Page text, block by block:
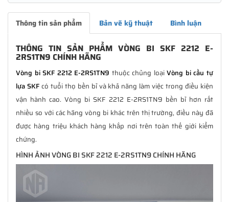
Thông tin sản phẩm Bản vẽ kỹ thuật Bình luận
THÔNG TIN SẢN PHẨM VÒNG BI SKF 2212 E-
2RS1TN9 CHÍNH HÃNG
Vòng bi SKF 2212 E-2RS1TN9 thuộc chủng loạiVòng bi cầu tự
lựa SKFcó tuổi thọ bền bỉ và khả năng làm việc trong điều kiện
vận hành cao. Vòng bi SKF 2212 E-2RS1TN9 bền bỉ hơn rất
nhiều so với các hãng vòng bi khác trên thị trường, điều này đã
được hàng triệu khách hàng khắp nơi trên toàn thế giới kiểm
chứng.
HÌNH ẢNH VÒNG BI SKF 2212 E-2RS1TN9 CHÍNH HÃNG